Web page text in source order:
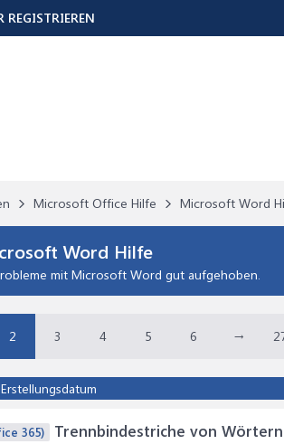
Microsoft Office Hilfe Microsoft Word
Word Hilfe
mit Microsoft Word gut aufgehoben.
2 3 4 5 6 →
Erstellungsdatum
365) Trennbindestriche von
REGISTRIEREN